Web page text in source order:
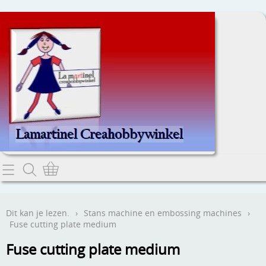
Home
Contact
Webwinkel
Dit kan je lezen. › Stans machine en embossing machines
›
Fuse cutting plate medium
Fuse cutting plate medium